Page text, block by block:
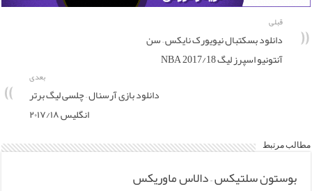
قبلی
دانلود بسکتبال نیویورک نایکس – سن
آنتونیو اسپرز لیگ NBA 2017/18
بعدی
دانلود بازی آرسنال – چلسی لیگ برتر
انگلیس ۲۰۱۷/۱۸
مطالب مرتبط
بوستون سلتیکس – دالاس ماوریکس